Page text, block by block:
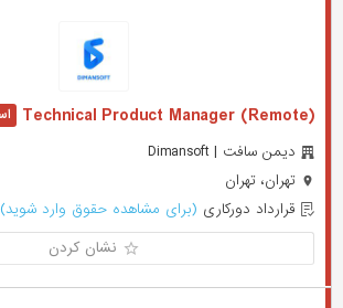
Technical Product Manager (Remote)
دیمن سافت | Dimansoft
تهران، تهران
قرارداد دورکاری (برای مشاهده حقوق وارد شوید)
نشان کردن